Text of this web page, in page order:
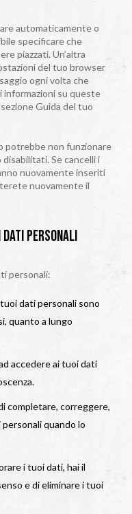
automaticamente o
specificare che
piazzati. Un’altra
del tuo browser
ogni volta che
informazioni su queste
Guida del tuo
potrebbe non funzionare
Se cancelli i
nuovamente inseriti
nuovamente il
personali
personali:
dati personali sono
quanto a lungo
accedere ai tuoi dati
completare, correggere,
quando lo
i tuoi dati, hai il
e di eliminare i tuoi